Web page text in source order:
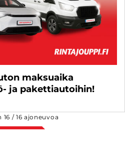
maksuaika
ja pakettiautoihin!
16 /16 ajoneuvoa